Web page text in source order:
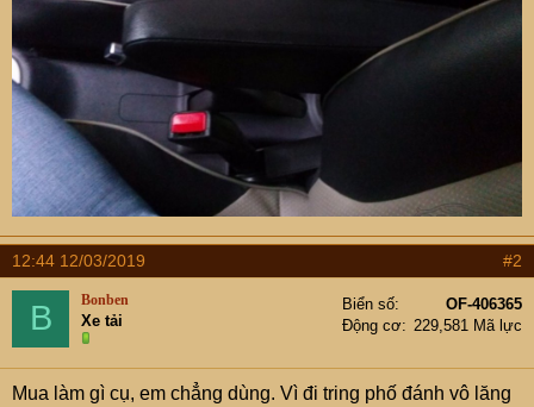
12:44 12/03/2019 #2
B Bonben
Xe tải
Biển số
OF-406365
Động cơ
229,581 Mã lực
Mua làm gì cụ, em chẳng dùng. Vì đi tring phố đánh vô lăng